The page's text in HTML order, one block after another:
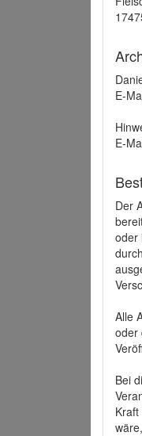
E-
E-
Der
oder
Alle
oder
Bei